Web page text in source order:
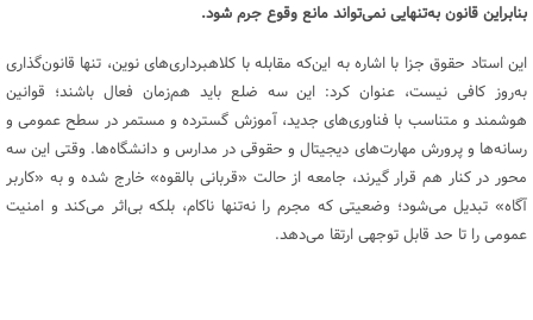
بنابراین قانون به‌تنهایی نمی‌تواند مانع وقوع جرم شود.
این استاد حقوق جزا با اشاره به این‌که مقابله با کلاهبرداری‌های نوین، تنها قانون‌گذاری
به‌روز کافی نیست، عنوان کرد: این سه ضلع باید هم‌زمان فعال باشند؛ قوانین
هوشمند و متناسب با فناوری‌های جدید، آموزش گسترده و مستمر در سطح عمومی و
رسانه‌ها و پرورش مهارت‌های دیجیتال و حقوقی در مدارس و دانشگاه‌ها. وقتی این سه
محور در کنار هم قرار گیرند، جامعه از حالت «قربانی بالقوه» خارج شده و به «کاربر
آگاه» تبدیل می‌شود؛ وضعیتی که مجرم را نه‌تنها ناکام، بلکه بی‌اثر می‌کند و امنیت
عمومی را تا حد قابل توجهی ارتقا می‌دهد.